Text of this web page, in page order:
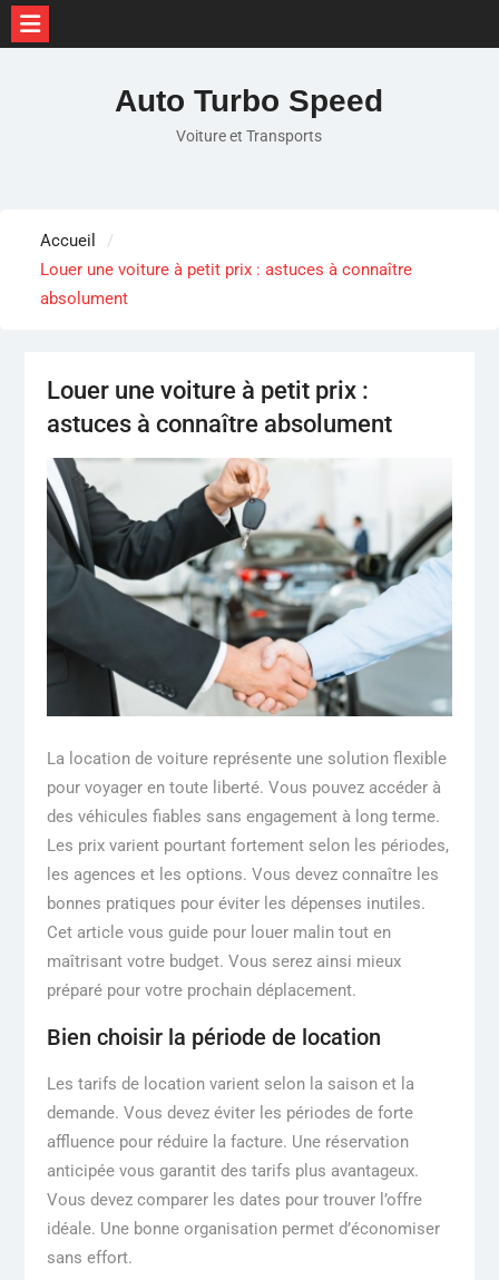
Auto Turbo Speed
Voiture et Transports
Accueil
Louer une voiture à petit prix : astuces à connaître
absolument
Louer une voiture à petit prix :
astuces à connaître absolument
La location de voiture représente une solution flexible
pour voyager en toute liberté. Vous pouvez accéder à
des véhicules fiables sans engagement à long terme.
Les prix varient pourtant fortement selon les périodes,
les agences et les options. Vous devez connaître les
bonnes pratiques pour éviter les dépenses inutiles.
Cet article vous guide pour louer malin tout en
maîtrisant votre budget. Vous serez ainsi mieux
préparé pour votre prochain déplacement.
Bien choisir la période de location
Les tarifs de location varient selon la saison et la
demande. Vous devez éviter les périodes de forte
affluence pour réduire la facture. Une réservation
anticipée vous garantit des tarifs plus avantageux.
Vous devez comparer les dates pour trouver l’offre
idéale. Une bonne organisation permet d’économiser
sans effort.